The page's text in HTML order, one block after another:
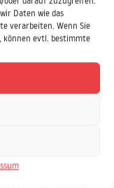
Daten wie das
verarbeiten. Wenn Sie
können evtl. bestimmte